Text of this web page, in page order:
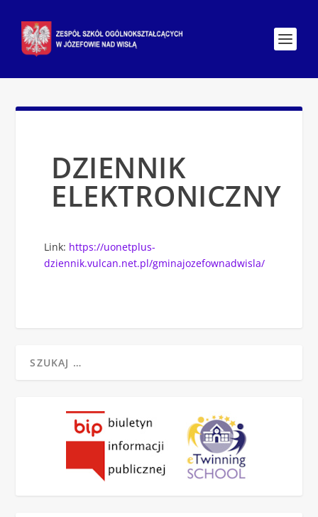
DZIENNIK
ELEKTRONICZNY
Link: https://uonetplus-
dziennik.vulcan.net.pl/gminajozefownadwisla/